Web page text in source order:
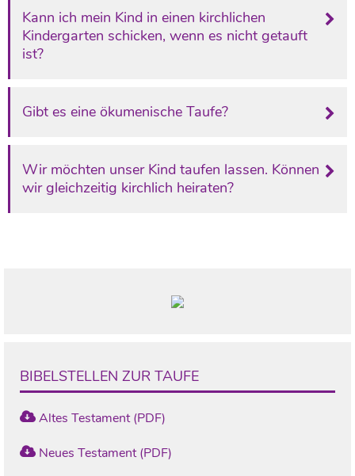
Kann ich mein Kind in einen kirchlichen
Kindergarten schicken, wenn es nicht getauft
ist?
Gibt es eine ökumenische Taufe?
Wir möchten unser Kind taufen lassen. Können
wir gleichzeitig kirchlich heiraten?
BIBELSTELLEN ZUR TAUFE
Altes Testament (PDF)
Neues Testament (PDF)